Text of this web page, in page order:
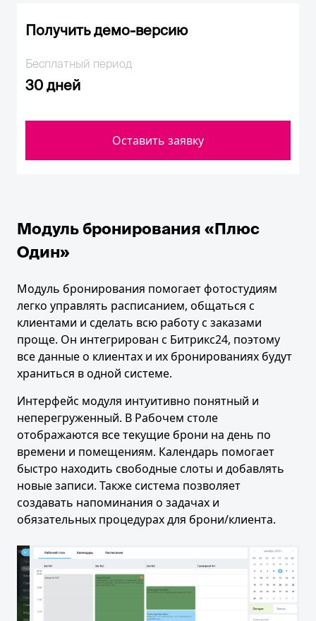
Получить демо-версию
Бесплатный период
30 дней
Оставить заявку
Модуль бронирования «Плюс
Один»
Модуль бронирования помогает фотостудиям
легко управлять расписанием, общаться с
клиентами и сделать всю работу с заказами
проще. Он интегрирован с Битрикс24, поэтому
все данные о клиентах и их бронированиях будут
храниться в одной системе.
Интерфейс модуля интуитивно понятный и
неперегруженный. В Рабочем столе
отображаются все текущие брони на день по
времени и помещениям. Календарь помогает
быстро находить свободные слоты и добавлять
новые записи. Также система позволяет
создавать напоминания о задачах и
обязательных процедурах для брони/клиента.